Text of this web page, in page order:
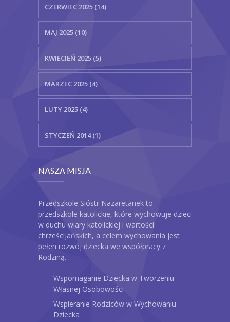
CZERWIEC 2025 (14)
MAJ 2025 (10)
KWIECIEŃ 2025 (5)
MARZEC 2025 (4)
LUTY 2025 (4)
STYCZEŃ 2014 (1)
NASZA MISJA
Przedszkole Sióstr Nazaretanek to
przedszkole katolickie, które wychowuje dzieci
w duchu wiary katolickiej i wartości
chrześcijańskich, a celem wychowania jest
pełen rozwój dziecka we współpracy z
Rodziną.
Wspomaganie Dziecka w Tworzeniu
Własnej Osobowości
Wspieranie Rodziców w Wychowaniu
Dziecka